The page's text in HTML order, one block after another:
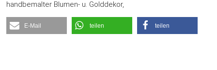
handbemalter Blumen- u. Golddekor,
E-Mail teilen teilen